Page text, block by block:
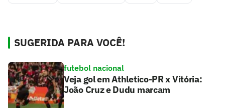
SUGERIDA PARA VOCÊ!
futebol nacional
Veja gol em Athletico-PR x Vitória:
João Cruz e Dudu marcam